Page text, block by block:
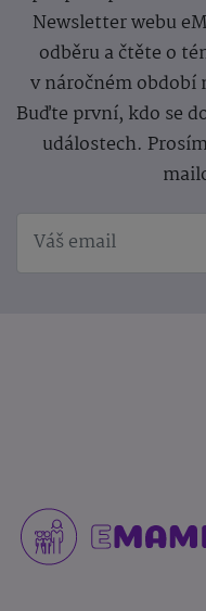
Newsletter webu
odběru a čtěte o
v náročném
Buďte první, kdo se
událostech.